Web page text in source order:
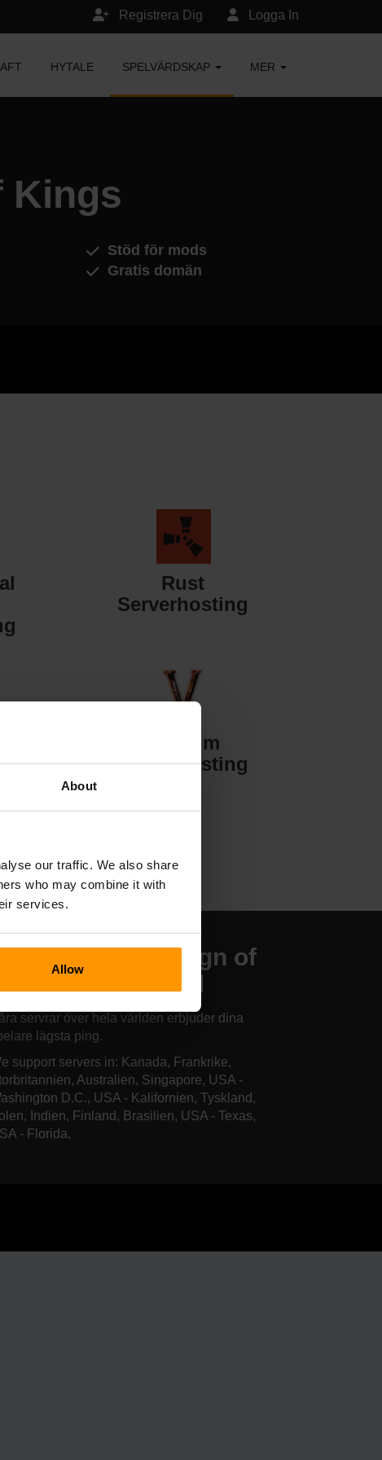
About
our traffic. We also share
who may combine it with
services.
Allow
Logga In
Registrera Dig
HYTALE SPELVÄRDSKAP MER
Kings
Stöd för mods
Gratis domän
Rust
Serverhosting
Valheim
Serverhosting
finns våra Reign of
Kings-serverhotell
servrar över hela världen erbjuder dina
lägsta ping.
support servers in: Kanada, Frankrike,
Australien, Singapore, USA -
D.C., USA - Kalifornien, Tyskland,
Indien, Finland, Brasilien, USA - Texas,
- Florida,